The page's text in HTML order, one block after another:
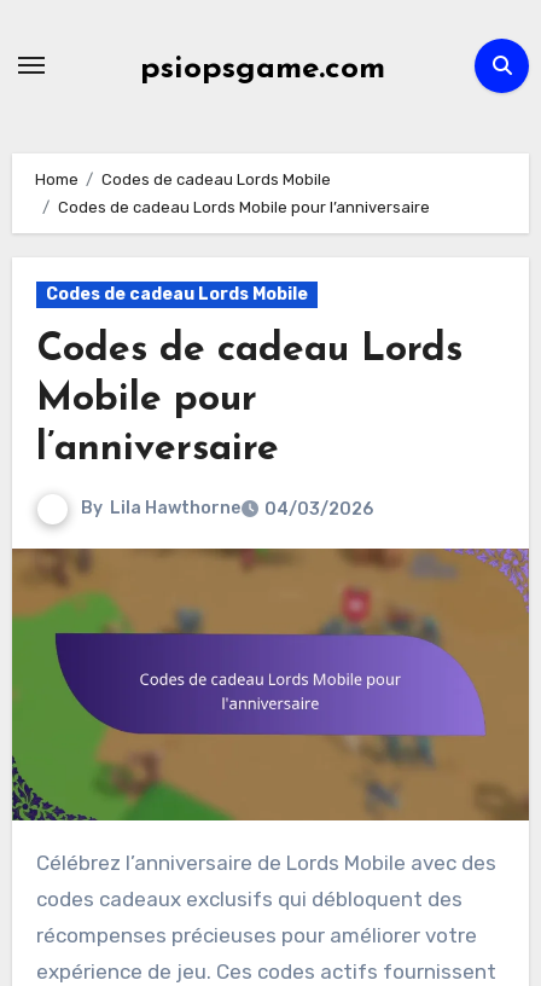
psiopsgame.com
Home
Codes de cadeau Lords Mobile
Codes de cadeau Lords Mobile pour l’anniversaire
Codes de cadeau Lords Mobile
Codes de cadeau Lords
Mobile pour
l’anniversaire
By Lila Hawthorne 04/03/2026
Célébrez l’anniversaire de Lords Mobile avec des
codes cadeaux exclusifs qui débloquent des
récompenses précieuses pour améliorer votre
expérience de jeu. Ces codes actifs fournissent